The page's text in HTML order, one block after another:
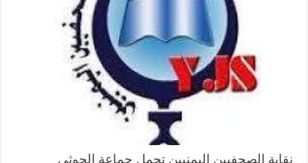
نقابة الصحفيين اليمنيين تحمل جماعة الحوثي